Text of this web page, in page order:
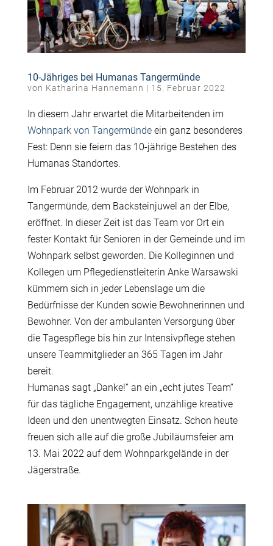
10-Jähriges bei Humanas Tangermünde
von Katharina Hannemann | 15. Februar 2022
In diesem Jahr erwartet die Mitarbeitenden im
Wohnpark von Tangermündeein ganz besonderes
Fest: Denn sie feiern das 10-jährige Bestehen des
Humanas Standortes.
Im Februar 2012 wurde der Wohnpark in
Tangermünde, dem Backsteinjuwel an der Elbe,
eröffnet. In dieser Zeit ist das Team vor Ort ein
fester Kontakt für Senioren in der Gemeinde und im
Wohnpark selbst geworden. Die Kolleginnen und
Kollegen um Pflegedienstleiterin Anke Warsawski
kümmern sich in jeder Lebenslage um die
Bedürfnisse der Kunden sowie Bewohnerinnen und
Bewohner. Von der ambulanten Versorgung über
die Tagespflege bis hin zur Intensivpflege stehen
unsere Teammitglieder an 365 Tagen im Jahr
bereit.
Humanas sagt „Danke!“ an ein „echt jutes Team“
für das tägliche Engagement, unzählige kreative
Ideen und den unentwegten Einsatz. Schon heute
freuen sich alle auf die große Jubiläumsfeier am
13. Mai 2022 auf dem Wohnparkgelände in der
Jägerstraße.